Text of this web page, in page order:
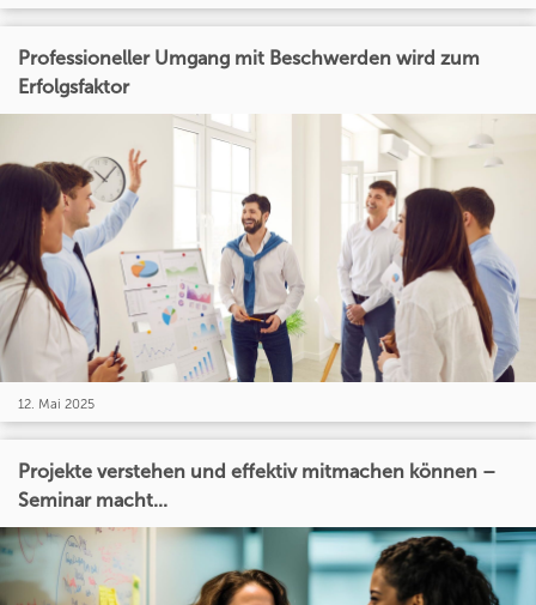
Professioneller Umgang mit Beschwerden wird zum
Erfolgsfaktor
12. Mai 2025
Projekte verstehen und effektiv mitmachen können –
Seminar macht...